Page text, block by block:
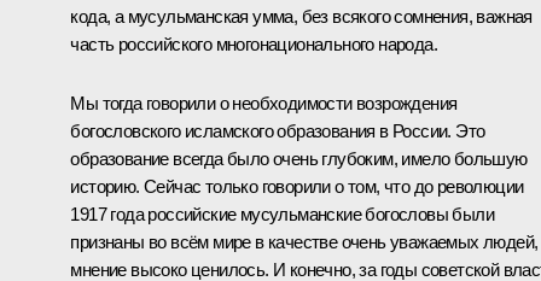
кода, а мусульманская умма, без всякого сомнения, важная
часть российского многонационального народа.
Мы тогда говорили о необходимости возрождения
богословского исламского образования в России. Это
образование всегда было очень глубоким, имело большую
историю. Сейчас только говорили о том, что до революции
1917 года российские мусульманские богословы были
признаны во всём мире в качестве очень уважаемых людей,
мнение высоко ценилось. И конечно, за годы советской